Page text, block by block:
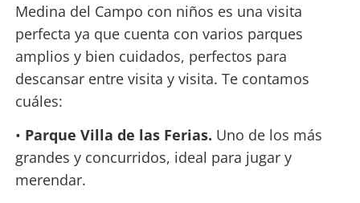
Medina del Campo con niños es una visita
perfecta ya que cuenta con varios parques
amplios y bien cuidados, perfectos para
descansar entre visita y visita. Te contamos
cuáles:
• Parque Villa de las Ferias. Uno de los más
grandes y concurridos, ideal para jugar y
merendar.